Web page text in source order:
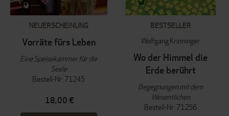
NEUERSCHEINUNG
Vorräte fürs Leben
Eine Speisekammer für die
Seele
Bestell-Nr: 71245
18,00 €
BESTSELLER
Wolfgang Krinninger
Wo der Himmel die
Erde berührt
Begegnungen mit dem
Wesentlichen
Bestell-Nr: 71256